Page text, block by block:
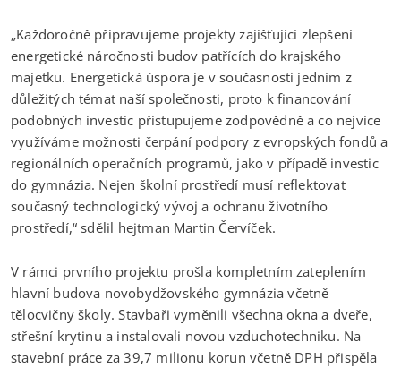
„Každoročně připravujeme projekty zajišťující zlepšení
energetické náročnosti budov patřících do krajského
majetku. Energetická úspora je v současnosti jedním z
důležitých témat naší společnosti, proto k financování
podobných investic přistupujeme zodpovědně a co nejvíce
využíváme možnosti čerpání podpory z evropských fondů a
regionálních operačních programů, jako v případě investic
do gymnázia. Nejen školní prostředí musí reflektovat
současný technologický vývoj a ochranu životního
prostředí,“ sdělil hejtman Martin Červíček.
V rámci prvního projektu prošla kompletním zateplením
hlavní budova novobydžovského gymnázia včetně
tělocvičny školy. Stavbaři vyměnili všechna okna a dveře,
střešní krytinu a instalovali novou vzduchotechniku. Na
stavební práce za 39,7 milionu korun včetně DPH přispěla